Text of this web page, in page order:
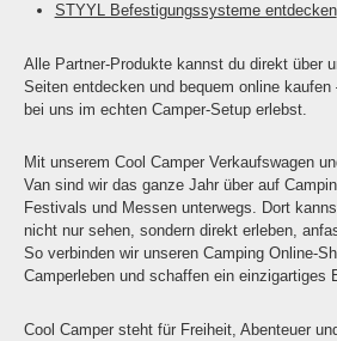
STYYL Befestigungssysteme entdecken
Alle Partner-Produkte kannst du direkt über
Seiten entdecken und bequem online
bei uns im echten Camper-Setup erlebst.
Mit unserem Cool Camper Verkaufswagen
Van sind wir das ganze Jahr über auf
Festivals und Messen unterwegs. Dort
nicht nur sehen, sondern direkt erleben,
So verbinden wir unseren Camping Online-
Camperleben und schaffen ein einzigartiges
Cool Camper steht für Freiheit, Abenteuer